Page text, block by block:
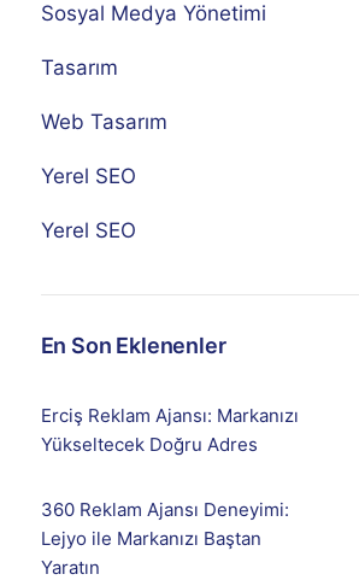
Sosyal Medya Yönetimi
Tasarım
Web Tasarım
Yerel SEO
Yerel SEO
En Son Eklenenler
Erciş Reklam Ajansı: Markanızı
Yükseltecek Doğru Adres
360 Reklam Ajansı Deneyimi:
Lejyo ile Markanızı Baştan
Yaratın